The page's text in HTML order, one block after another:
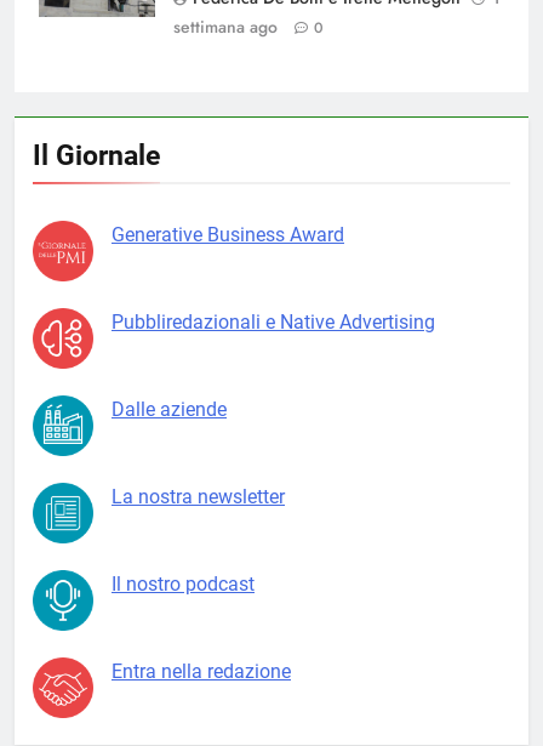
settimana ago
0
Il Giornale
Generative Business Award
Pubbliredazionali e Native Advertising
Dalle aziende
La nostra newsletter
Il nostro podcast
Entra nella redazione